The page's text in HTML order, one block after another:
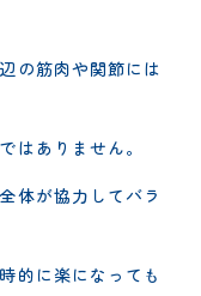
の筋肉や関節には
はありません。
体が協力してバラ
的に楽になっても